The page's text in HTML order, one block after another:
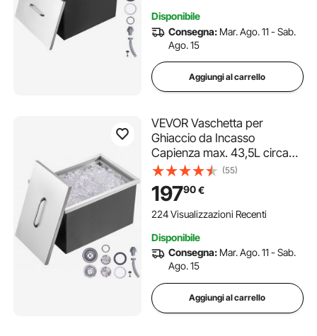
Disponibile
Consegna: Mar. Ago. 11 - Sab.
Ago. 15
Aggiungi al carrello
VEVOR Vaschetta per
Ghiaccio da Incasso
Capienza max. 43,5L circa
Dimensioni
558x430x306mm,
Ghiacciaia da Incasso con
Coperchio in Acciaio Inox
Ghiaccio da Bar Feste Hotel
(55)
19790€
224 Visualizzazioni Recenti
Disponibile
Consegna: Mar. Ago. 11 - Sab.
Ago. 15
Aggiungi al carrello